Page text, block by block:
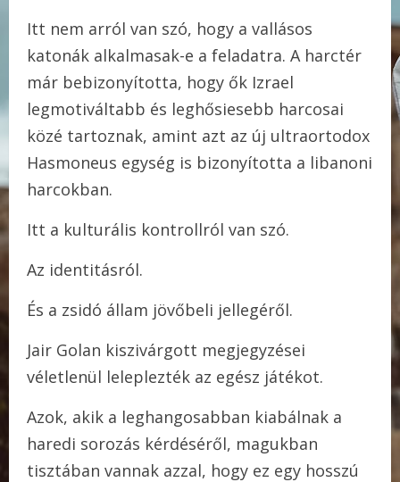
Itt nem arról van szó, hogy a vallásos
katonák alkalmasak-e a feladatra. A harctér
már bebizonyította, hogy ők Izrael
legmotiváltabb és leghősiesebb harcosai
közé tartoznak, amint azt az új ultraortodox
Hasmoneus egység is bizonyította a libanoni
harcokban.
Itt a kulturális kontrollról van szó.
Az identitásról.
És a zsidó állam jövőbeli jellegéről.
Jair Golan kiszivárgott megjegyzései
véletlenül leleplezték az egész játékot.
Azok, akik a leghangosabban kiabálnak a
haredi sorozás kérdéséről, magukban
tisztában vannak azzal, hogy ez egy hosszú